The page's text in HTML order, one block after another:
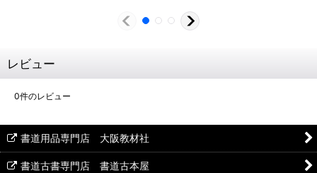
レビュー
0件のレビュー
書道用品専門店 大阪教材社
書道古書専門店 書道古本屋